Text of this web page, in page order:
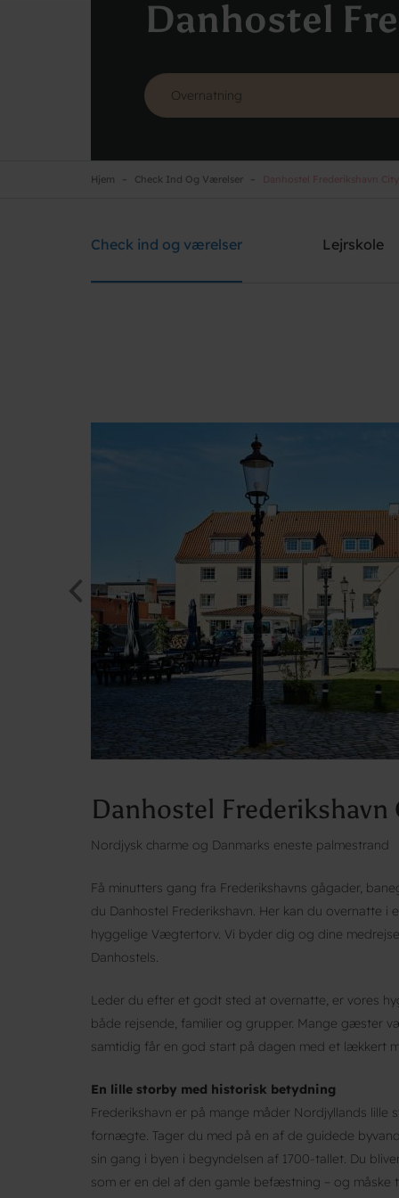
Danhostel
Danhostel Frederikshavn City
Hjem Check Ind Og Værelser
Check ind og værelser Lejrskole
Danhostel Frederikshavn
Nordjysk charme og Danmarks eneste palmestrand
Få minutters gang fra Frederikshavns gågader,
du Danhostel Frederikshavn. Her kan du overnatte i
hyggelige Vægtertorv. Vi byder dig og dine
Danhostels.
Leder du efter et godt sted at overnatte, er vores
både rejsende, familier og grupper. Mange gæster
samtidig får en god start på dagen med et lækkert
En lille storby med historisk betydning
Frederikshavn er på mange måder Nordjyllands lille
fornægte. Tager du med på en af de guidede
sin gang i byen i begyndelsen af 1700-tallet. Du
som er en del af den gamle befæstning – og måske